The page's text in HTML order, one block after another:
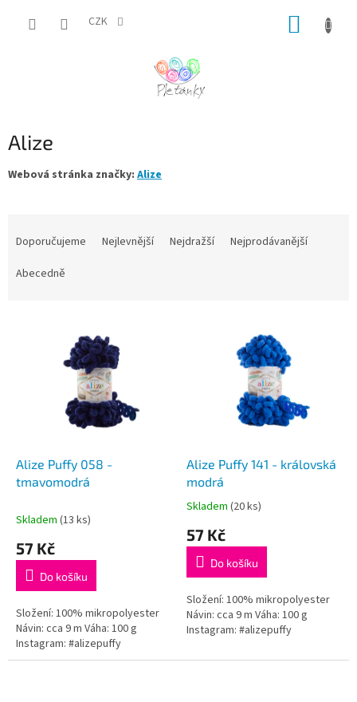
CZK
Alize
Webová stránka značky: Alize
Doporučujeme Nejlevnější Nejdražší
Nejprodávanější
Abecedně
Alize Puffy 058 -
tmavomodrá
Skladem (13 ks)
57 Kč
Do košíku
Složení: 100% mikropolyester
Návin: cca 9 m Váha: 100 g
Instagram: #alizepuffy
Alize Puffy 141 - královská
modrá
Průměrné
produktu
5,0
5
hvězdiček.
Skladem (20 ks)
57 Kč
Do košíku
Složení: 100% mikropolyester
Návin: cca 9 m Váha: 100 g
Instagram: #alizepuffy